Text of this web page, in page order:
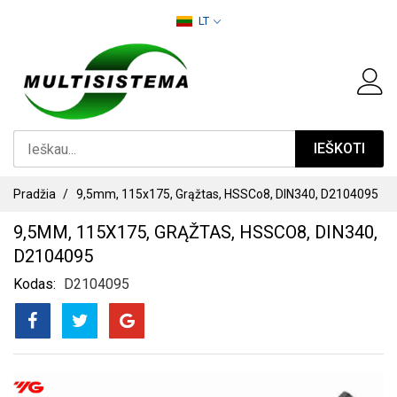
LT
IEŠKOTI
Pradžia 9,5mm, 115x175, Grąžtas, HSSCo8, DIN340, D2104095
9,5MM, 115X175, GRĄŽTAS, HSSCO8, DIN340,
D2104095
Kodas D2104095
PEREITI